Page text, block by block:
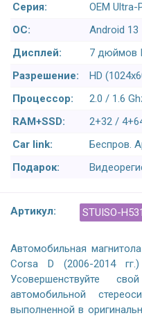
Серия:
OEM Ultra-
ОС:
Android 13
Дисплей:
7 дюймов
Разрешение:
HD
Процессор:
2.0 / 1.6
RAM+SSD:
2+32 /
Car link:
Беспров.
Подарок:
Артикул: STUISO-
Автомобильная
Corsa D (2006-2014
Усовершенствуйте
автомобильной
выполненной в